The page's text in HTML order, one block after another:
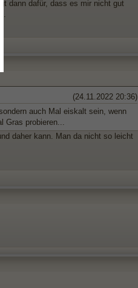
dann dafür, dass es mir nicht gut
(24.11.2022 20:36)
auch Mal eiskalt sein, wenn
probieren...
daher kann. Man da nicht so leicht